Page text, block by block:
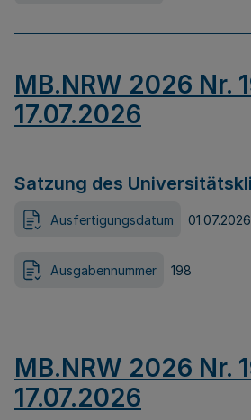
MB.NRW 2026 Nr.
17.07.2026
Satzung des
Ausfertigungsdatum 01.07.2026
Ausgabennummer 198
MB.NRW 2026 Nr.
17.07.2026